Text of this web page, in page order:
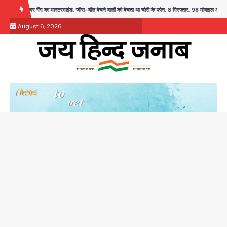
content
जीरा-बॉल बेचने वालों को बेचता था चोरी के फोन; 8 गिरफ्तार, 98 मोबाइल और 450 पार्ट्स बरामद
August 6, 2026